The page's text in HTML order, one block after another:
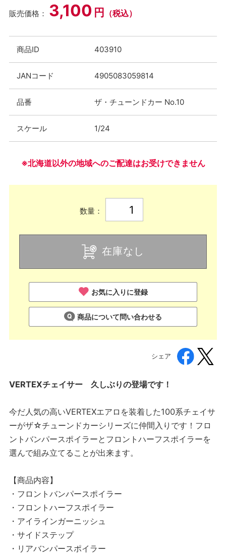
販売価格： 3,100 円 （税込）
商品ID 403910
JANコード 4905083059814
品番 ザ・チューンドカー No.10
スケール 1/24
※北海道以外の地域へのご配達はお受けできません
数量：
在庫なし
お気に入りに登録
商品について問い合わせる
シェア
VERTEXチェイサー 久しぶりの登場です！
今だ人気の高いVERTEXエアロを装着した100系チェイサ
ーがザ☆チューンドカーシリーズに仲間入りです！フロ
ントバンパースポイラーとフロントハーフスポイラーを
選んで組み立てることが出来ます。
【商品内容】
・フロントバンパースポイラー
・フロントハーフスポイラー
・アイラインガーニッシュ
・サイドステップ
・リアバンパースポイラー